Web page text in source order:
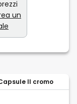
un
II cromo